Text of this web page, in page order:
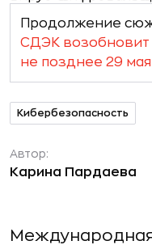
Продолжение
СДЭК возобновит
не позднее 29 мая
Кибербезопасность
Автор:
Карина Пардаева